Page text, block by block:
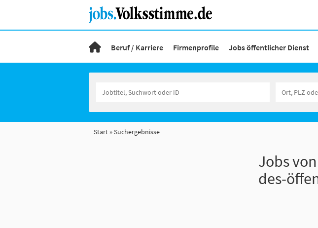
Beruf / Karriere Firmenprofile Jobs öffentlicher Dienst
Start Suchergebnisse
Jobs
des-